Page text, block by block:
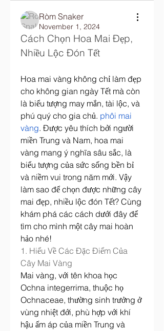
Ròm Snaker
November 1, 2024
Cách Chọn Hoa Mai Đẹp,
Nhiều Lộc Đón Tết
Hoa mai vàng không chỉ làm đẹp
cho không gian ngày Tết mà còn
là biểu tượng may mắn, tài lộc, và
phú quý cho gia chủ. phôi mai
vàng. Được yêu thích bởi người
miền Trung và Nam, hoa mai
vàng mang ý nghĩa sâu sắc, là
biểu tượng của sức sống bền bỉ
và niềm vui trong năm mới. Vậy
làm sao để chọn được những cây
mai đẹp, nhiều lộc đón Tết? Cùng
khám phá các cách dưới đây để
tìm cho mình một cây mai hoàn
hảo nhé!
1. Hiểu Về Các Đặc Điểm Của
Cây Mai Vàng
Mai vàng, với tên khoa học
Ochna integerrima, thuộc họ
Ochnaceae, thường sinh trưởng ở
vùng nhiệt đới, phù hợp với khí
hậu ấm áp của miền Trung và